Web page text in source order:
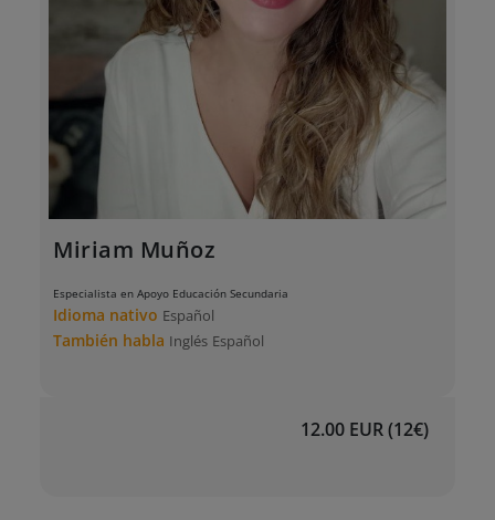
Miriam Muñoz
Especialista en Apoyo Educación Secundaria
Idioma nativo Español
También habla Inglés Español
12.00 EUR (12€)